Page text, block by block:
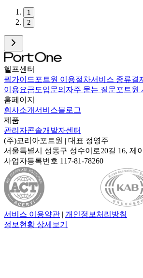
1
2
헬프센터
퀵가이드 포트원 이용절차서비스 종류결
이용요금도입문의 자주 묻는 질문포트원
홈페이지
회사소개서비스블로그
제품
관리자콘솔개발자센터
(주)코리아포트원 | 대표 정영주
서울특별시 성동구 성수이로20길 16, 제
사업자등록번호 117-81-78260
서비스 이용약관 | 개인정보처리방침
정보현황 상세보기